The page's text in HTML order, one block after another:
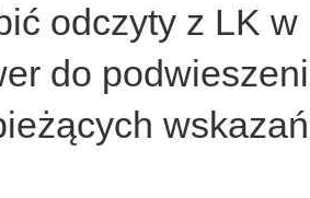
odczyty z LK
do